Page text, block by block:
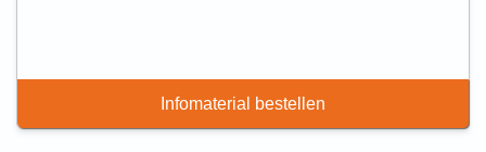
Infomaterial bestellen